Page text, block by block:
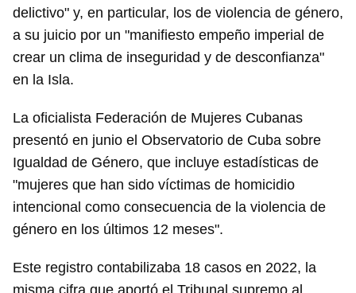
delictivo" y, en particular, los de violencia de género,
a su juicio por un "manifiesto empeño imperial de
crear un clima de inseguridad y de desconfianza"
en la Isla.
La oficialista Federación de Mujeres Cubanas
presentó en junio el Observatorio de Cuba sobre
Igualdad de Género, que incluye estadísticas de
"mujeres que han sido víctimas de homicidio
intencional como consecuencia de la violencia de
género en los últimos 12 meses".
Este registro contabilizaba 18 casos en 2022, la